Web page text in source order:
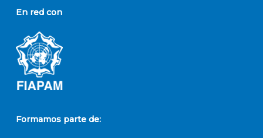
En red con
Formamos parte de: